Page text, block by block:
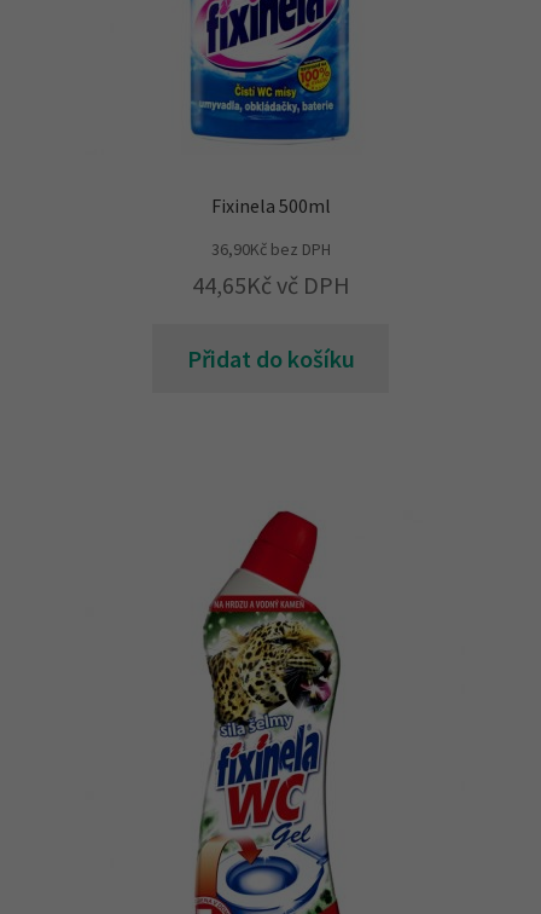
Fixinela 500ml
36,90Kčbez DPH
44,65Kč vč DPH
Přidat do košíku